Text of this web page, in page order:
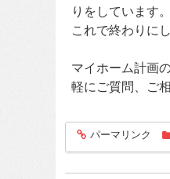
りをしています
これで終わりに
マイホーム計画
軽にご質問、ご
entry517
パーマリンク